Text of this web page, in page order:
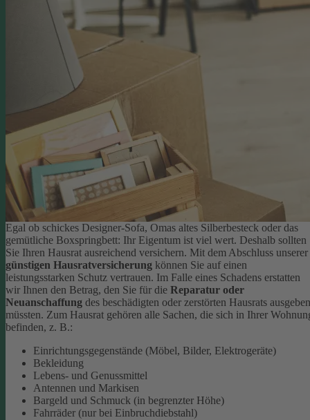
Egal ob schickes Designer-Sofa, Omas altes Silberbesteck oder das
gemütliche Boxspringbett: Ihr Eigentum ist viel wert. Deshalb sollten
Sie Ihren Hausrat ausreichend versichern. Mit dem Abschluss unserer
günstigen Hausratversicherung können Sie auf einen
leistungsstarken Schutz vertrauen. Im Falle eines Schadens erstatten
wir Ihnen den Betrag, den Sie für die Reparatur oder
Neuanschaffung des beschädigten oder zerstörten Hausrats ausgeben
müssten. Zum Hausrat gehören alle Sachen, die sich in Ihrer
befinden, z. B.:
Einrichtungsgegenstände (Möbel, Bilder, Elektrogeräte)
Bekleidung
Lebens- und Genussmittel
Antennen und Markisen
Bargeld und Schmuck (in begrenzter Höhe)
Fahrräder (nur bei Einbruchdiebstahl)